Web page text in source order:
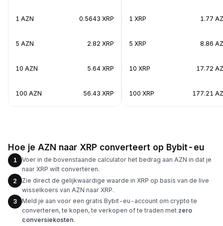
1 AZN 0.5643 XRP
5 AZN 2.82 XRP
10 AZN 5.64 XRP
100 AZN 56.43 XRP
1 XRP 1.77
5 XRP 8.86
10 XRP 17.72
100 XRP 177.21
Hoe je AZN naar XRP converteert op Bybit-eu
1
Voer in de bovenstaande calculator het bedrag aan AZN in dat je
naar XRP wilt converteren.
2
Zie direct de gelijkwaardige waarde in XRP op basis van de live
wisselkoers van AZN naar XRP.
3
Meld je aan voor een gratis Bybit-eu-account om crypto te
converteren, te kopen, te verkopen of te traden met zero
conversiekosten.